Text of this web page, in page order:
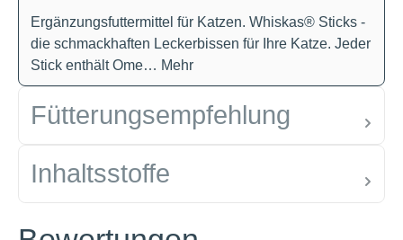
Ergänzungsfuttermittel für Katzen. Whiskas® Sticks -
die schmackhaften Leckerbissen für Ihre Katze. Jeder
Stick enthält Ome… Mehr
Fütterungsempfehlung
Inhaltsstoffe